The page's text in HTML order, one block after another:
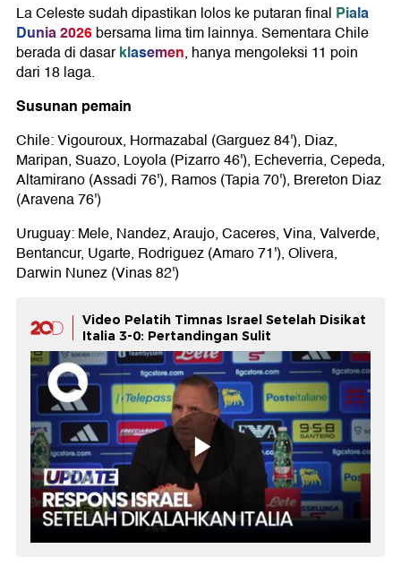
La Celeste sudah dipastikan lolos ke putaran final Piala
Dunia 2026bersama lima tim lainnya. Sementara Chile
berada di dasarklasemen, hanya mengoleksi 11 poin
dari 18 laga.
Susunan pemain
Chile: Vigouroux, Hormazabal (Garguez 84'), Diaz,
Maripan, Suazo, Loyola (Pizarro 46'), Echeverria, Cepeda,
Altamirano (Assadi 76'), Ramos (Tapia 70'), Brereton Diaz
(Aravena 76')
Uruguay: Mele, Nandez, Araujo, Caceres, Vina, Valverde,
Bentancur, Ugarte, Rodriguez (Amaro 71'), Olivera,
Darwin Nunez (Vinas 82')
Video Pelatih Timnas Israel Setelah Disikat
Italia 3-0: Pertandingan Sulit